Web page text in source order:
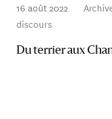
16 août 2022
discours
Du terrier aux